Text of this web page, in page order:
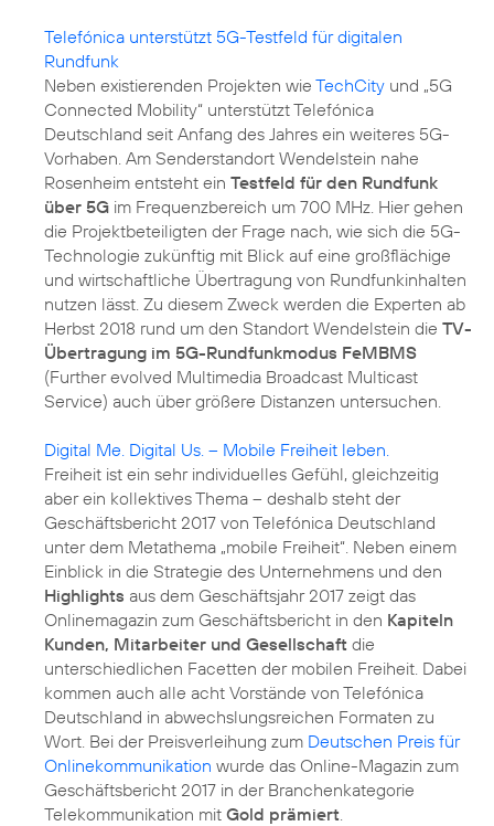
Telefónica unterstützt 5G-Testfeld für digitalen
Rundfunk
Neben existierenden Projekten wie TechCity und „5G
Connected Mobility“ unterstützt Telefónica
Deutschland seit Anfang des Jahres ein weiteres 5G-
Vorhaben. Am Senderstandort Wendelstein nahe
Rosenheim entsteht ein Testfeld für den Rundfunk
über 5G im Frequenzbereich um 700 MHz. Hier gehen
die Projektbeteiligten der Frage nach, wie sich die 5G-
Technologie zukünftig mit Blick auf eine großflächige
und wirtschaftliche Übertragung von Rundfunkinhalten
nutzen lässt. Zu diesem Zweck werden die Experten ab
Herbst 2018 rund um den Standort Wendelstein die TV-
Übertragung im 5G-Rundfunkmodus FeMBMS
(Further evolved Multimedia Broadcast Multicast
Service) auch über größere Distanzen untersuchen.
Digital Me. Digital Us. – Mobile Freiheit leben.
Freiheit ist ein sehr individuelles Gefühl, gleichzeitig
aber ein kollektives Thema – deshalb steht der
Geschäftsbericht 2017 von Telefónica Deutschland
unter dem Metathema „mobile Freiheit“. Neben einem
Einblick in die Strategie des Unternehmens und den
Highlights aus dem Geschäftsjahr 2017 zeigt das
Onlinemagazin zum Geschäftsbericht in den Kapiteln
Kunden, Mitarbeiter und Gesellschaft die
unterschiedlichen Facetten der mobilen Freiheit. Dabei
kommen auch alle acht Vorstände von Telefónica
Deutschland in abwechslungsreichen Formaten zu
Wort. Bei der Preisverleihung zum Deutschen Preis für
Onlinekommunikation wurde das Online-Magazin zum
Geschäftsbericht 2017 in der Branchenkategorie
Telekommunikation mit Gold prämiert